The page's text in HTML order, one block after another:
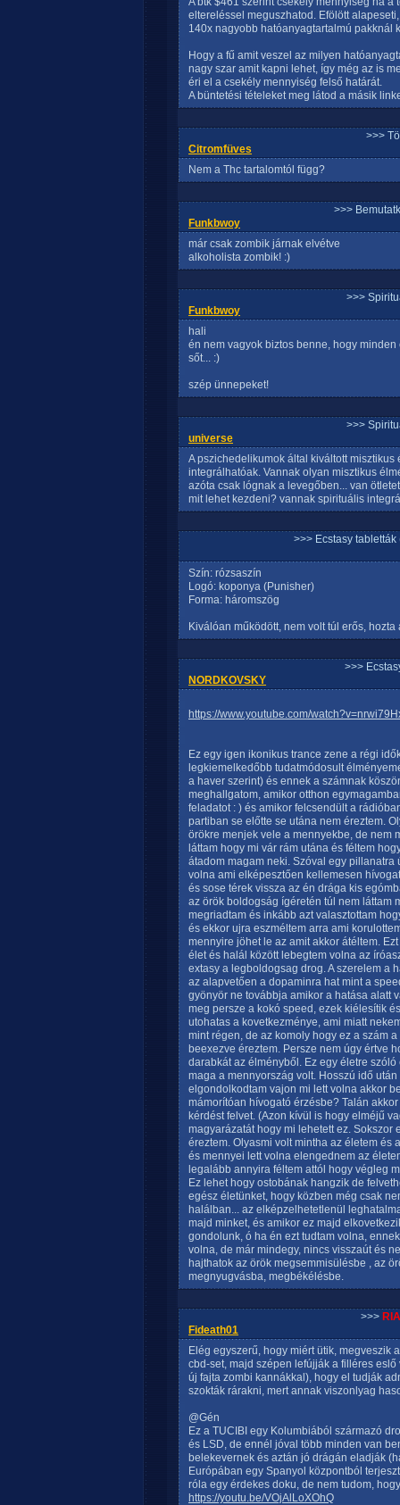
eltereléssel meguszhatod. Efölött
140x nagyobb hatóanyagtartalmú pakknál
Hogy a fű amit veszel az milyen
nagy szar amit kapni lehet, így még az is
éri el a csekély mennyiség felső határát.
A büntetési tételeket meg látod a másik
>>>
Citromfüves
Nem a Thc tartalomtól függ?
>>>
Funkbwoy
már csak zombik járnak elvétve
alkoholista zombik! :)
>>>
Funkbwoy
hali
én nem vagyok biztos benne, hogy
sőt... :)
szép ünnepeket!
>>>
universe
A pszichedelikumok által kiváltott
integrálhatóak. Vannak olyan misztikus
azóta csak lógnak a levegőben... van
mit lehet kezdeni? vannak spirituális
>>> Ecstasy tabletták
Szín: rózsaszín
Logó: koponya (Punisher)
Forma: háromszög
Kiválóan működött, nem volt túl erős, hozta
>>>
NORDKOVSKY
https://www.youtube.com/
Ez egy igen ikonikus trance zene a régi
legkiemelkedőbb tudatmódosult
a haver szerint) és ennek a számnak
meghallgatom, amikor otthon
feladatot : ) és amikor felcsendült a
partiban se előtte se utána nem éreztem.
örökre menjek vele a mennyekbe, de nem
láttam hogy mi vár rám utána és féltem
átadom magam neki. Szóval egy
volna ami elképesztően kellemesen
és sose térek vissza az én drága kis
az örök boldogság ígéretén túl nem láttam
megriadtam és inkább azt valasztottam
és ekkor ujra eszméltem arra ami
mennyire jöhet le az amit akkor átéltem.
élet és halál között lebegtem volna az
extasy a legboldogsag drog. A szerelem a
az alapvetően a dopaminra hat mint a
gyönyör ne továbbja amikor a hatása alatt
meg persze a kokó speed, ezek kiélesítik
utohatas a kovetkezménye, ami miatt
mint régen, de az komoly hogy ez a szám
beexezve éreztem. Persze nem úgy értve
darabkát az élményből. Ez egy életre
maga a mennyország volt. Hosszú idő
elgondolkodtam vajon mi lett volna akkor
mámorítóan hívogató érzésbe? Talán
kérdést felvet. (Azon kívül is hogy elméjű
magyarázatát hogy mi lehetett ez. Sokszor
éreztem. Olyasmi volt mintha az életem és
és mennyei lett volna elengednem az
legalább annyira féltem attól hogy végleg
Ez lehet hogy ostobának hangzik de
egész életünket, hogy közben még csak
halálban... az elképzelhetetlenül
majd minket, és amikor ez majd
gondolunk, ó ha én ezt tudtam volna,
volna, de már mindegy, nincs visszaút és
hajthatok az örök megsemmisülésbe , az
megnyugvásba, megbékélésbe.
>>>
Fideath01
Elég egyszerű, hogy miért ütik, megveszik
cbd-set, majd szépen lefújják a filléres
új fajta zombi kannákkal), hogy el tudják
szokták rárakni, mert annak viszonlyag
@Gén
Ez a TUCIBI egy Kolumbiából származó
és LSD, de ennél jóval több minden van
belekevernek és aztán jó drágán eladják
Európában egy Spanyol központból
róla egy érdekes doku, de nem tudom,
https://youtu.be/VOjAlLoXOhQ